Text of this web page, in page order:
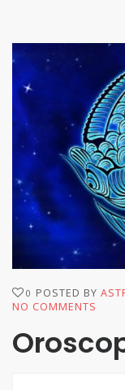
0 POSTED BY
NO COMMENTS